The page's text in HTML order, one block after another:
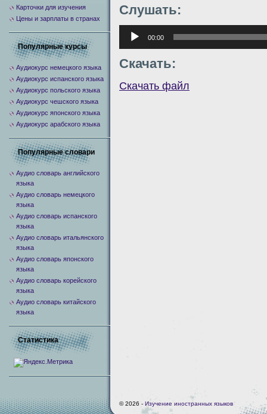
Слушать:
Аудиоплеер
00:00
Скачать:
Скачать файл
Карточки для изучения
Цены и зарплаты в странах
Популярные курсы
Аудиокурс немецкого языка
Аудиокурс испанского языка
Аудиокурс польского языка
Аудиокурс чешского языка
Аудиокурс японского языка
Аудиокурс арабского языка
Популярные словари
Аудио словарь английского
языка
Аудио словарь немецкого
языка
Аудио словарь испанского
языка
Аудио словарь итальянского
языка
Аудио словарь японского
языка
Аудио словарь корейского
языка
Аудио словарь китайского
языка
Статистика
© 2026 - Изучение иностранных языков